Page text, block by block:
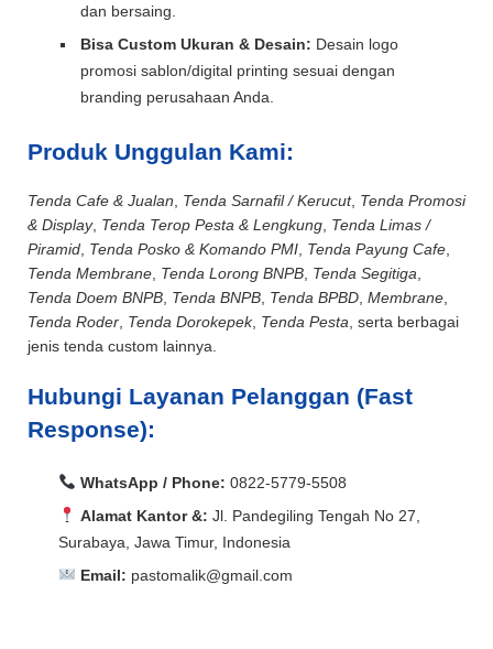
dan bersaing.
Bisa Custom Ukuran & Desain: Desain logo
promosi sablon/digital printing sesuai dengan
branding perusahaan Anda.
Produk Unggulan Kami:
Tenda Cafe & Jualan Tenda Sarnafil / Kerucut, Tenda Promosi
& Display, Tenda Terop Pesta & Lengkung Tenda Limas /
Piramid Tenda Posko & Komando PMI Tenda Payung Cafe
Tenda Membrane Tenda Lorong BNPB Tenda Segitiga
Tenda Doem BNPB Tenda BNPB Tenda BPBD Membrane
Tenda Roder Tenda Dorokepek, Tenda Pesta , serta berbagai
jenis tenda custom lainnya.
Hubungi Layanan Pelanggan (Fast
Response):
WhatsApp / Phone: 0822-5779-5508
Alamat Kantor &: Jl. Pandegiling Tengah No 27,
Surabaya, Jawa Timur, Indonesia
Email: pastomalik@gmail.com